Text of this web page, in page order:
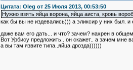
Цитата: Oleg от 25 Июля 2013, 00:53:50
Нужно взять яйца ворона, яйца аиста, кровь
как бы вы не издевались))) а эликсир у них был.
даже вам его дать... и что? зачем? нахрен в общем
Вот Урбису предложить.. он скажет.. а зачем мне
а вы там язвите типа..яйца дрозда))))))